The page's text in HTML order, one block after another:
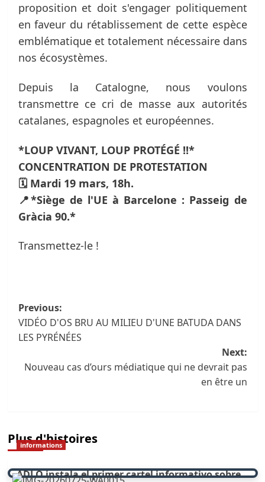
proposition et doit s'engager politiquement
en faveur du rétablissement de cette espèce
emblématique et totalement nécessaire dans
nos écosystèmes.
Depuis la Catalogne, nous voulons
transmettre ce cri de masse aux autorités
catalanes, espagnoles et européennes.
*LOUP VIVANT, LOUP PROTÉGÉ !!*
CONCENTRATION DE PROTESTATION
🗓️ Mardi 19 mars, 18h.
📍*Siège de l'UE à Barcelone : Passeig de
Gràcia 90.*
Transmettez-le !
Navigation
des
articles
Previous:
VIDÉO D'OS BRU AU MILIEU D'UNE BATUDA DANS
LES PYRÉNÉES
Next:
Nouveau cas d’ours médiatique qui ne devrait pas
en être un
Plus d'histoires
informations
ADLO instala el primer cartel informativo sobre